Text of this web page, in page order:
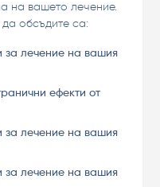
на вашето лечение.
обсъдите са:
за лечение на вашия
ефекти от
за лечение на вашия
за лечение на вашия